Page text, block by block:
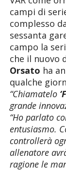
campi di
complesso
sessanta
campo la
che il nuovo
Orsato ha
qualche
“Chiamatelo
grande
“Ho parlato
entusiasmo.
controllerà
allenatore
ragione le